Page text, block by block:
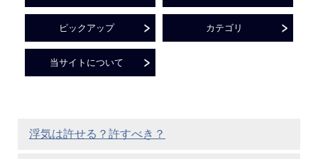
ピックアップ カテゴリ
当サイトについて
浮気は許せる？許すべき？